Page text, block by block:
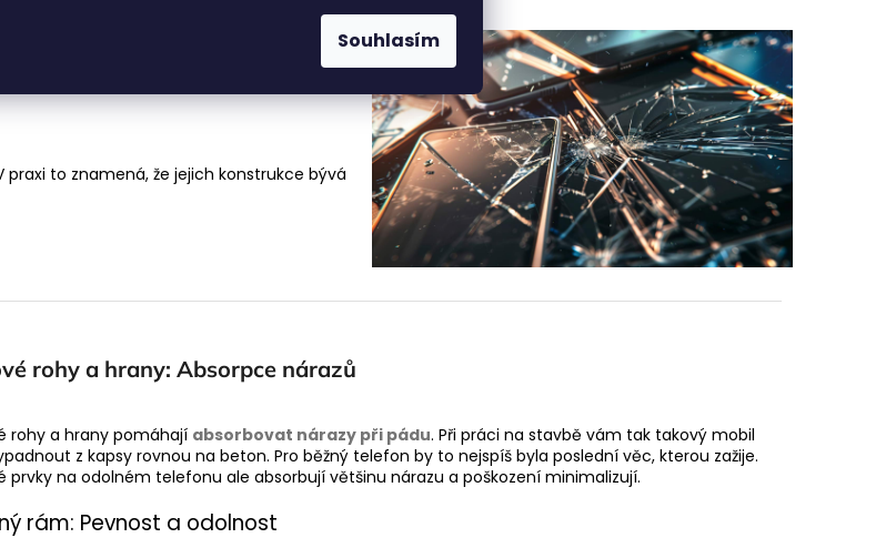
Souhlasím
to znamená, že jejich konstrukce bývá
rohy a hrany: Absorpce nárazů
rohy a hrany pomáhají absorbovat nárazy při pádu. Při práci na stavbě vám tak takový mobil
z kapsy rovnou na beton. Pro běžný telefon by to nejspíš byla poslední věc, kterou zažije.
prvky na odolném telefonu ale absorbují většinu nárazu a poškození minimalizují.
rám: Pevnost a odolnost